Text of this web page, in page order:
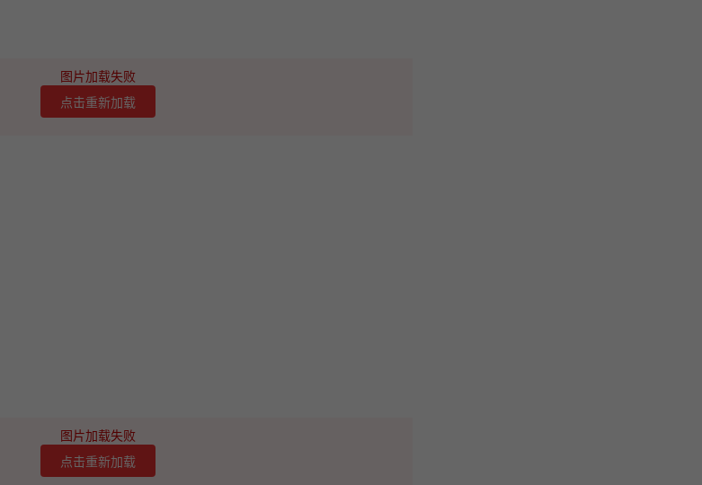
图片加载失败
点击重新加载
图片加载失败
点击重新加载